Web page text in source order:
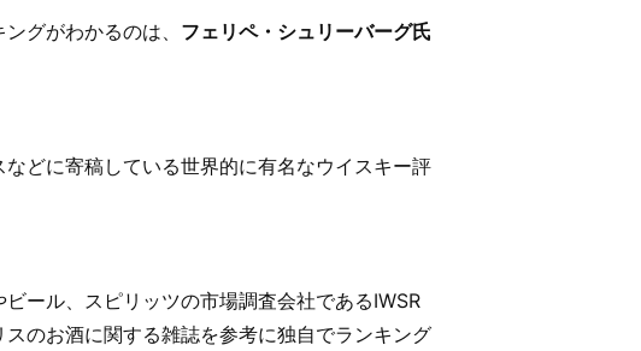
グがわかるのは、 フェリペ・シュリーバーグ氏
どに寄稿している世界的に有名なウイスキー評
ール、スピリッツの市場調査会社であるIWSR
のお酒に関する雑誌を参考に独自でランキング